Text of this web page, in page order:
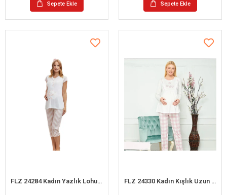
Sepete Ekle Sepete Ekle
FLZ 24284 Kadın Yazlık Lohusa Pijama Takım FLZ 24330 Kadın Kışlık Uzun Kol Lohusa Gecelik